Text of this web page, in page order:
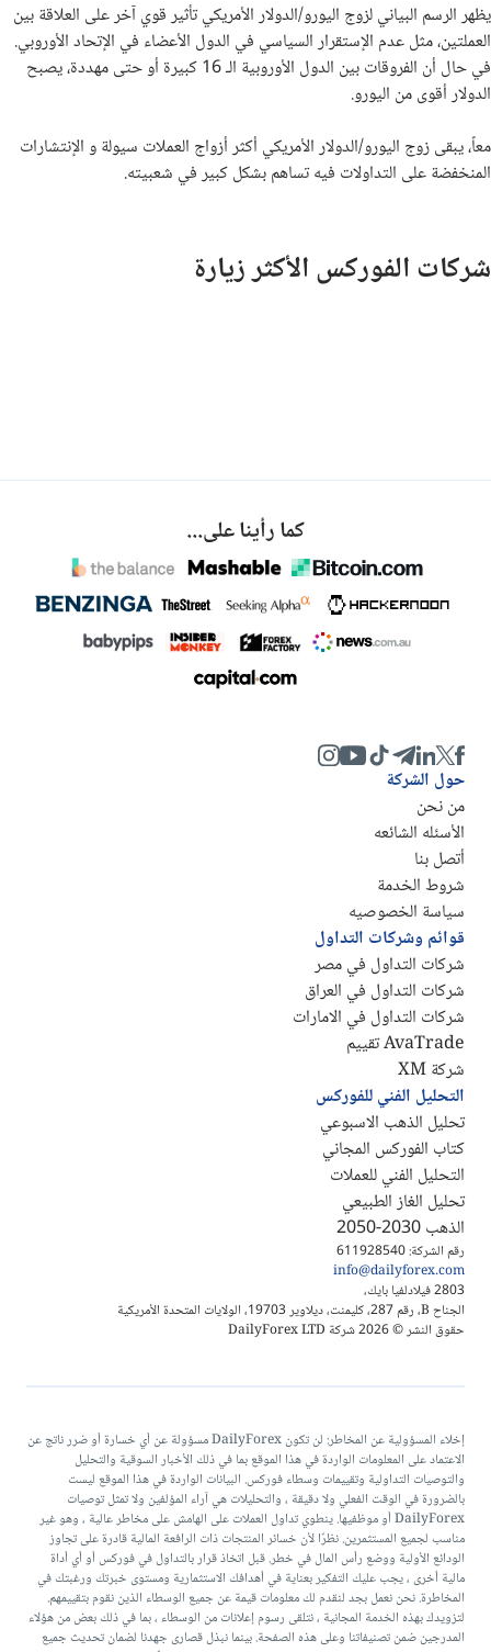
يظهر الرسم البياني لزوج اليورو/الدولار الأمريكي تأثير قوي آخر على العلاقة بين
العملتين، مثل عدم الإستقرار السياسي في الدول الأعضاء في الإتحاد الأوروبي.
في حال أن الفروقات بين الدول الأوروبية الـ 16 كبيرة أو حتى مهددة، يصبح
الدولار أقوى من اليورو.
معاً، يبقى زوج اليورو/الدولار الأمريكي أكثر أزواج العملات سيولة و الإنتشارات
المنخفضة على التداولات فيه تساهم بشكل كبير في شعبيته.
شركات الفوركس الأكثر زيارة
كما رأينا على...
رقم الشركة: 611928540
info@dailyforex.com
2803 فيلادلفيا بايك،
الجناح B، رقم 287، كليمنت، ديلاوير 19703، الولايات المتحدة الأمريكية
حقوق النشر © 2026 شركة DailyForex LTD
حول الشركة
من نحن
الأسئله الشائعه
أتصل بنا
شروط الخدمة
سياسة الخصوصيه
قوائم وشركات التداول
شركات التداول في مصر
شركات التداول في العراق
شركات التداول في الامارات
AvaTrade تقييم
شركة XM
التحليل الفني للفوركس
تحليل الذهب الاسبوعي
كتاب الفوركس المجاني
التحليل الفني للعملات
تحليل الغاز الطبيعي
الذهب 2030-2050
إخلاء المسؤولية عن المخاطر: لن تكون DailyForex مسؤولة عن أي خسارة أو ضرر ناتج عن
الاعتماد على المعلومات الواردة في هذا الموقع بما في ذلك الأخبار السوقية والتحليل
والتوصيات التداولية وتقييمات وسطاء فوركس. البيانات الواردة في هذا الموقع ليست
بالضرورة في الوقت الفعلي ولا دقيقة ، والتحليلات هي آراء المؤلفين ولا تمثل توصيات
DailyForex أو موظفيها. ينطوي تداول العملات على الهامش على مخاطر عالية ، وهو غير
مناسب لجميع المستثمرين. نظرًا لأن خسائر المنتجات ذات الرافعة المالية قادرة على تجاوز
الودائع الأولية ووضع رأس المال في خطر. قبل اتخاذ قرار بالتداول في فوركس أو أي أداة
مالية أخرى ، يجب عليك التفكير بعناية في أهدافك الاستثمارية ومستوى خبرتك ورغبتك في
المخاطرة. نحن نعمل بجد لنقدم لك معلومات قيمة عن جميع الوسطاء الذين نقوم بتقييمهم.
لتزويدك بهذه الخدمة المجانية ، نتلقى رسوم إعلانات من الوسطاء ، بما في ذلك بعض من هؤلاء
المدرجين ضمن تصنيفاتنا وعلى هذه الصفحة. بينما نبذل قصارى جهدنا لضمان تحديث جميع